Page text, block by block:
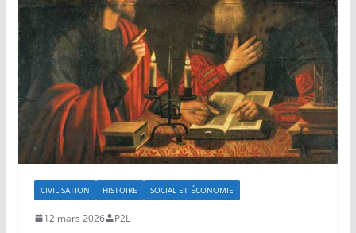
CIVILISATION HISTOIRE SOCIAL ET ÉCONOMIE
12 mars 2026 P2L